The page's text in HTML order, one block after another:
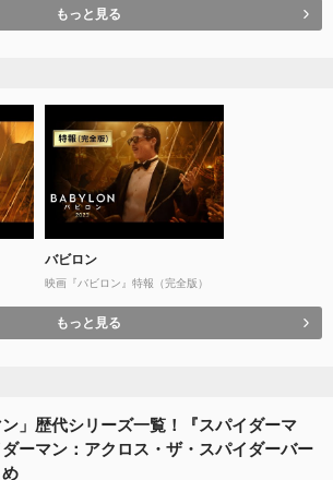
もっと見る
バビロン
映画『バビロン』特報（完全版）
もっと見る
」歴代シリーズ一覧！『スパイダーマ
ーマン：アクロス・ザ・スパイダーバー